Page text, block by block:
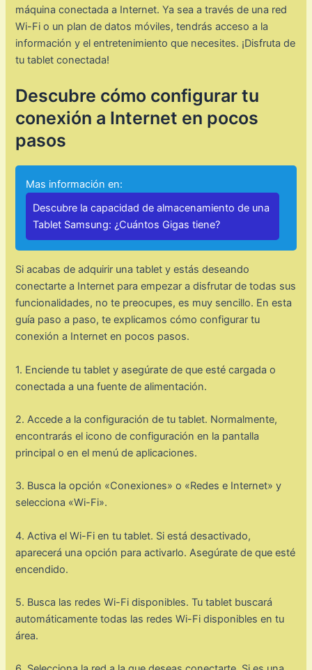
máquina conectada a Internet. Ya sea a través de una red
Wi-Fi o un plan de datos móviles, tendrás acceso a la
información y el entretenimiento que necesites. ¡Disfruta de
tu tablet conectada!
Descubre cómo configurar tu
conexión a Internet en pocos
pasos
Mas información en:
Descubre la capacidad de almacenamiento de una
Tablet Samsung: ¿Cuántos Gigas tiene?
Si acabas de adquirir una tablet y estás deseando
conectarte a Internet para empezar a disfrutar de todas sus
funcionalidades, no te preocupes, es muy sencillo. En esta
guía paso a paso, te explicamos cómo configurar tu
conexión a Internet en pocos pasos.
1. Enciende tu tablet y asegúrate de que esté cargada o
conectada a una fuente de alimentación.
2. Accede a la configuración de tu tablet. Normalmente,
encontrarás el icono de configuración en la pantalla
principal o en el menú de aplicaciones.
3. Busca la opción «Conexiones» o «Redes e Internet» y
selecciona «Wi-Fi».
4. Activa el Wi-Fi en tu tablet. Si está desactivado,
aparecerá una opción para activarlo. Asegúrate de que esté
encendido.
5. Busca las redes Wi-Fi disponibles. Tu tablet buscará
automáticamente todas las redes Wi-Fi disponibles en tu
área.